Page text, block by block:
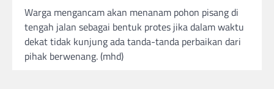
Warga mengancam akan menanam pohon pisang di
tengah jalan sebagai bentuk protes jika dalam waktu
dekat tidak kunjung ada tanda-tanda perbaikan dari
pihak berwenang. (mhd)